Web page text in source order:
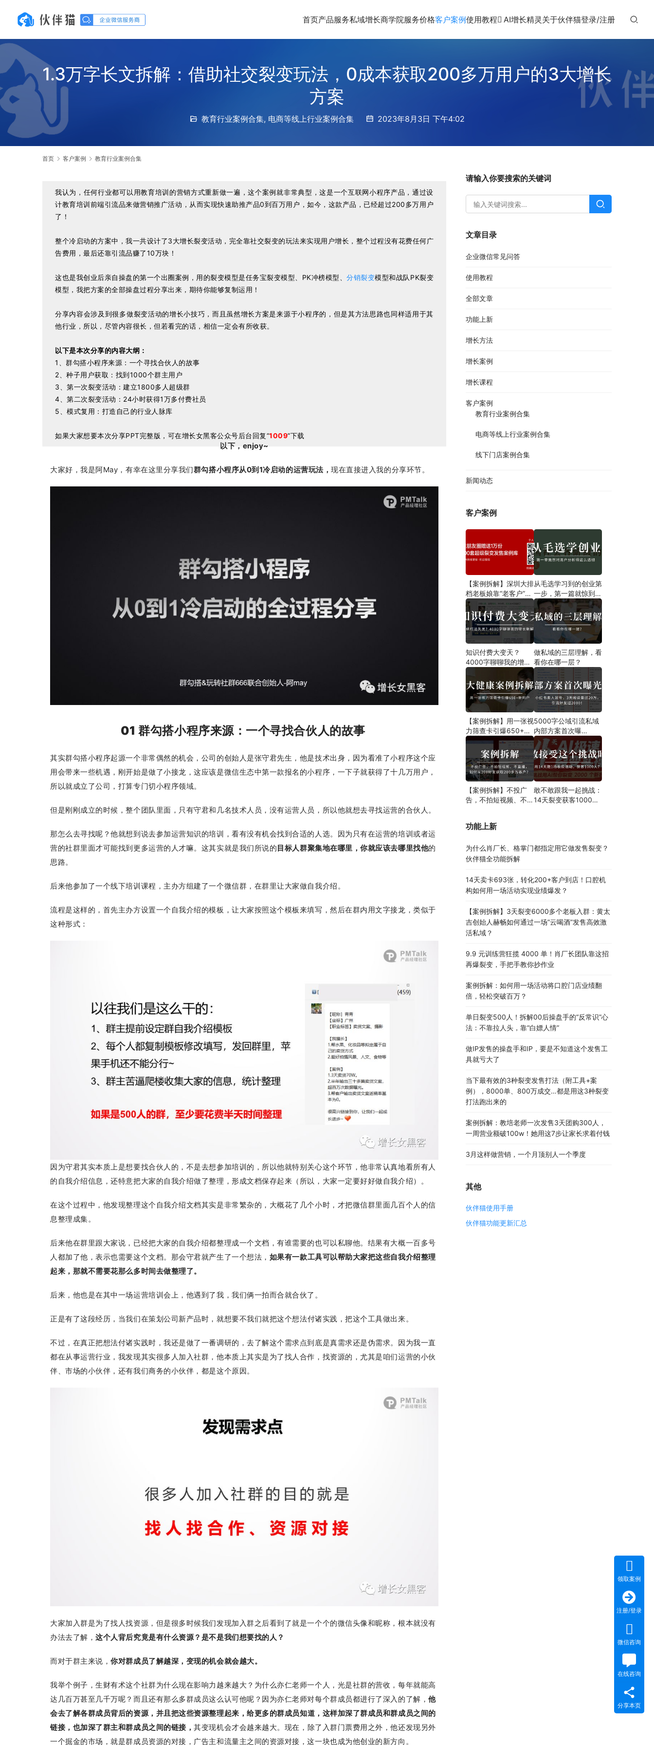
首页产品服务私域增长商学院服务价格客户案例使用教程 AI增长精灵 关于伙伴猫登录/注册
1.3万字长文拆解：借助社交裂变玩法，0成本获取200多万用户的3大增长
方案
教育行业案例合集, 电商等线上行业案例合集 2023年8月3日 下午4:02
首页 客户案例 教育行业案例合集
我认为，任何行业都可以用教育培训的营销方式重新做一遍，这个案例就非常典型，这是一个互联网小程序产品，通过设
计教育培训前端引流品来做营销推广活动，从而实现快速助推产品0到百万用户，如今，这款产品，已经超过200多万用户
了！
整个冷启动的方案中，我一共设计了3大增长裂变活动，完全靠社交裂变的玩法来实现用户增长，整个过程没有花费任何广
告费用，最后还靠引流品赚了10万块！
这也是我创业后亲自操盘的第一个出圈案例，用的裂变模型是任务宝裂变模型、PK冲榜模型、分销裂变模型和战队PK裂变
模型，我把方案的全部操盘过程分享出来，期待你能够复制运用！
分享内容会涉及到很多做裂变活动的增长小技巧，而且虽然增长方案是来源于小程序的，但是其方法思路也同样适用于其
他行业，所以，尽管内容很长，但若看完的话，相信一定会有所收获。
以下是本次分享的内容大纲：
1、群勾搭小程序来源：一个寻找合伙人的故事
2、种子用户获取：找到1000个群主用户
3、第一次裂变活动：建立1800多人超级群
4、第二次裂变活动：24小时获得1万多付费社员
5、模式复用：打造自己的行业人脉库
如果大家想要本次分享PPT完整版，可在增长女黑客公众号后台回复“1009”下载
以下，enjoy~
大家好，我是阿May，有幸在这里分享我们群勾搭小程序从0到1冷启动的运营玩法，现在直接进入我的分享环节。
01 群勾搭小程序来源：一个寻找合伙人的故事
其实群勾搭小程序起源一个非常偶然的机会，公司的创始人是张守君先生，他是技术出身，因为看准了小程序这个应
用会带来一些机遇，刚开始是做了小接龙，这应该是微信生态中第一款报名的小程序，一下子就获得了十几万用户，
所以就成立了公司，打算专门切小程序领域。
但是刚刚成立的时候，整个团队里面，只有守君和几名技术人员，没有运营人员，所以他就想去寻找运营的合伙人。
那怎么去寻找呢？他就想到说去参加运营知识的培训，看有没有机会找到合适的人选。因为只有在运营的培训或者运
营的社群里面才可能找到更多运营的人才嘛。这其实就是我们所说的 目标人群聚集地在哪里，你就应该去哪里找他的
思路。
后来他参加了一个线下培训课程，主办方组建了一个微信群，在群里让大家做自我介绍。
流程是这样的，首先主办方设置一个自我介绍的模板，让大家按照这个模板来填写，然后在群内用文字接龙，类似于
这种形式：
因为守君其实本质上是想要找合伙人的，不是去想参加培训的，所以他就特别关心这个环节，他非常认真地看所有人
的自我介绍信息，还特意把大家的自我介绍做了整理，形成文档保存起来（所以，大家一定要好好做自我介绍）。
在这个过程中，他发现整理这个自我介绍文档其实是非常繁杂的，大概花了几个小时，才把微信群里面几百个人的信
息整理成集。
后来他在群里跟大家说，已经把大家的自我介绍都整理成一个文档，有谁需要的也可以私聊他。结果有大概一百多号
人都加了他，表示也需要这个文档。那会守君就产生了一个想法， 如果有一款工具可以帮助大家把这些自我介绍整理
起来，那就不需要花那么多时间去做整理了。
后来，他也是在其中一场运营培训会上，他遇到了我，我们俩一拍而合就合伙了。
正是有了这段经历，当我们在策划公司新产品时，就想要不我们就把这个想法付诸实践 ，把这个工具做出来。
不过，在真正把想法付诸实践时，我还是做了一番调研的，去了解这个需求点到底是真需求还是伪需求。 因为我一直
都在从事运营行业，我发现其实很多人加入社群，他本质上其实是为了找人合作，找资源的，尤其是咱们运营的小伙
伴、市场的小伙伴，还有我们商务的小伙伴，都是这个原因。
大家加入群是为了找人找资源，但是很多时候我们发现加入群之后看到了就是一个个的微信头像和昵称，根本就没有
办法去了解，这个人背后究竟是有什么资源？是不是我们想要找的人？
而对于群主来说，你对群成员了解越深，变现的机会就会越大。
我举个例子，生财有术这个社群为什么现在影响力越来越大？为什么亦仁老师一个人，光是社群的营收，每年就能高
达几百万甚至几千万呢？而且还有那么多群成员这么认可他呢？因为亦仁老师对每个群成员都进行了深入的了解，他
会去了解各群成员背后的资源，并且把这些资源整理起来，给更多的群成员知道，这样加深了群成员和群成员之间的
链接，也加深了群主和群成员之间的链接，其变现机会才会越来越大。现在，除了入群门票费用之外，他还发现另外
一个掘金的市场，就是群成员资源的对接，广告主和流量主之间的资源对接，这一块也成为他创业的新方向。
请输入你要搜索的关键词
文章目录
企业微信常见问答
使用教程
全部文章
功能上新
增长方法
增长案例
增长课程
客户案例
教育行业案例合集
电商等线上行业案例合集
线下门店案例合集
新闻动态
客户案例
【案例拆解】深圳大排
档老板娘靠“老客户”一
招翻盘，营业额狂飙翻
倍，8点后爆满停单！
从毛选学习到的创业第
一步​，第一篇就惊到我
了！
知识付费大变天？
4000字聊聊我的增长
新解法
做私域的三层理解，看
看你在哪一层？
【案例拆解】用一张视
力筛查卡引爆650+新
用户！大健康门诊也能
用裂变发售玩转精准引
流！
5000字公域引流私域
内部方案首次曝
光！！！案例分析、操
作步骤都有！
【案例拆解】不投广
告，不拍短视频、不直
敢不敢跟我一起挑战：
14天裂变获客1000
功能上新
为什么肖厂长、格掌门都指定用它做发售裂变？
伙伴猫全功能拆解
14天卖卡693张，转化200+客户到店！口腔机
构如何用一场活动实现业绩爆发？
【案例拆解】3天裂变6000多个老板入群：黄太
吉创始人赫畅如何通过一场”云喝酒”发售高效激
活私域？
9.9 元训练营狂揽 4000 单！肖厂长团队靠这招
再爆裂变，手把手教你抄作业
案例拆解：如何用一场活动将口腔门店业绩翻
倍，轻松突破百万？
单日裂变500人！拆解00后操盘手的“反常识”心
法：不靠拉人头，靠“白嫖人情”
做IP发售的操盘手和IP，要是不知道这个发售工
具就亏大了
当下最有效的3种裂变发售打法（附工具+案
例），8000单、800万成交…都是用这3种裂变
打法跑出来的
案例拆解：教培老师一次发售3天团购300人，
一周营业额破100w！她用这7步让家长求着付钱
3月这样做营销，一个月顶别人一个季度
其他
伙伴猫使用手册
伙伴猫功能更新汇总
领取案例
注册/登录
微信咨询
在线咨询
分享本页